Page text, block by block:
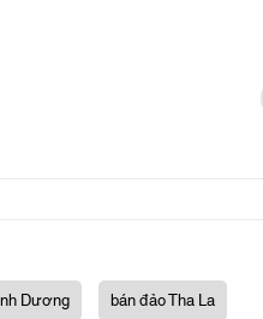
Dương
bán đảo Tha La